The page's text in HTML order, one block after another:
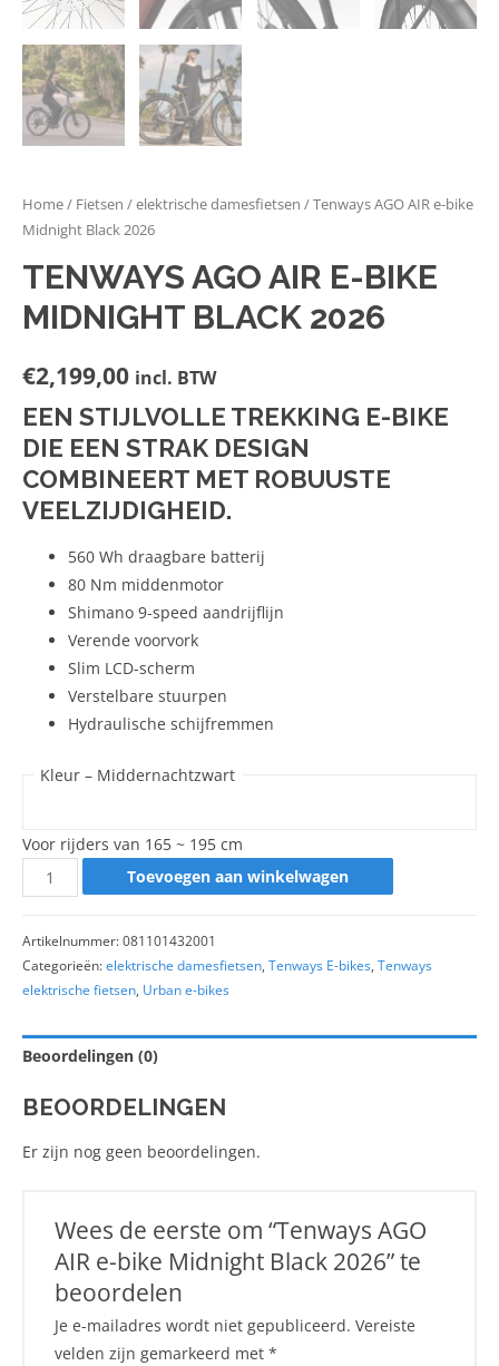
Home/ Fietsen /elektrische damesfietsen / Tenways AGO AIR e-bike
Midnight Black 2026
TENWAYS AGO AIR E-BIKE
MIDNIGHT BLACK 2026
€2,199,00 incl. BTW
EEN STIJLVOLLE TREKKING E-BIKE
DIE EEN STRAK DESIGN
COMBINEERT MET ROBUUSTE
VEELZIJDIGHEID.
560 Wh draagbare batterij
80 Nm middenmotor
Shimano 9-speed aandrijflijn
Verende voorvork
Slim LCD-scherm
Verstelbare stuurpen
Hydraulische schijfremmen
Kleur – Middernachtzwart
Voor rijders van 165 ~ 195 cm
Toevoegen aan winkelwagen
Artikelnummer:081101432001
Categorieën:elektrische damesfietsen, Tenways E-bikes, Tenways
elektrische fietsen, Urban e-bikes
Beoordelingen (0)
BEOORDELINGEN
Er zijn nog geen beoordelingen.
Wees de eerste om “Tenways AGO
AIR e-bike Midnight Black 2026” te
beoordelen
Je e-mailadres wordt niet gepubliceerd. Vereiste
velden zijn gemarkeerd met*